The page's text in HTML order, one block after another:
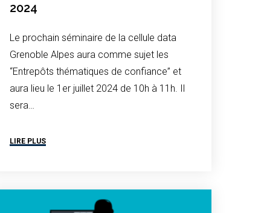
2024
Le prochain séminaire de la cellule data
Grenoble Alpes aura comme sujet les
“Entrepôts thématiques de confiance” et
aura lieu le 1er juillet 2024 de 10h à 11h. Il
sera…
LIRE PLUS